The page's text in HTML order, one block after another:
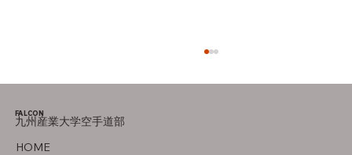
後期の目標
HOME
FALCON
九州産業大学空手道部